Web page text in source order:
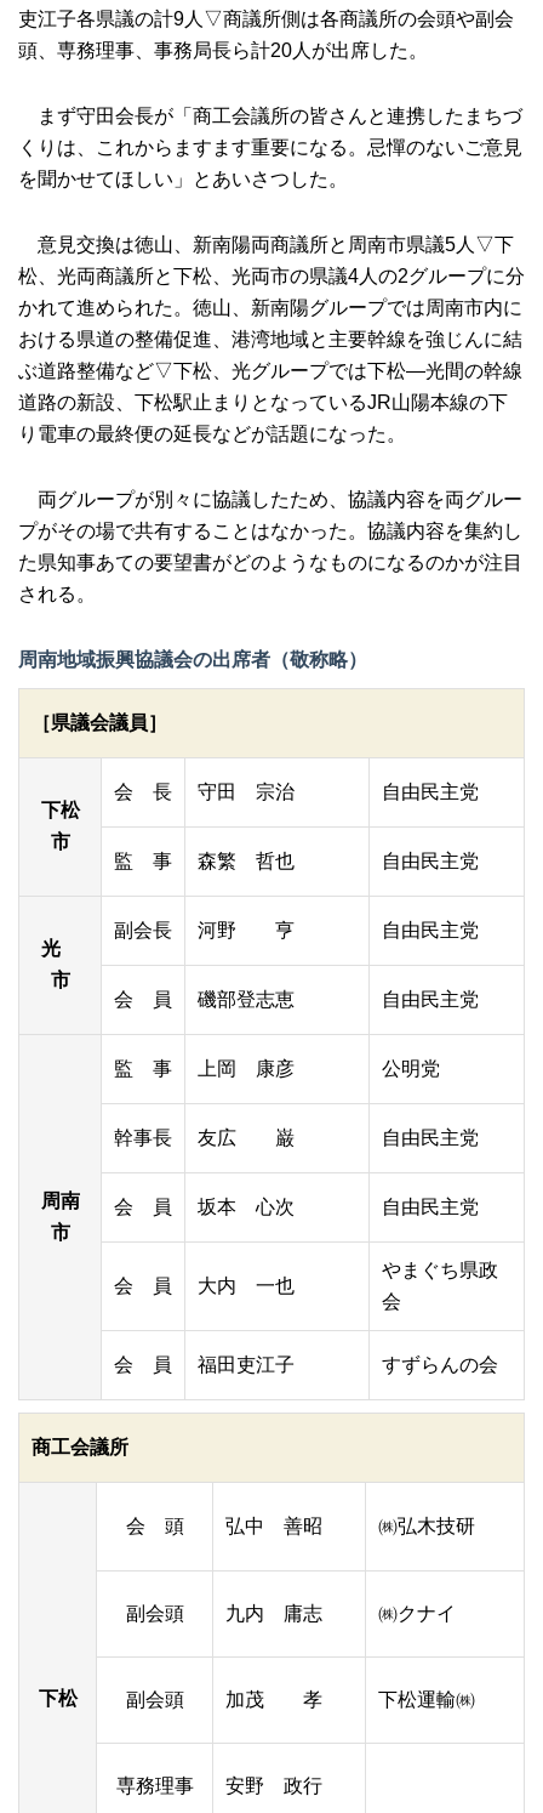
吏江子各県議の計9人▽商議所側は各商議所の会頭や副会
頭、専務理事、事務局長ら計20人が出席した。
まず守田会長が「商工会議所の皆さんと連携したまちづ
くりは、これからますます重要になる。忌憚のないご意見
を聞かせてほしい」とあいさつした。
意見交換は徳山、新南陽両商議所と周南市県議5人▽下
松、光両商議所と下松、光両市の県議4人の2グループに分
かれて進められた。徳山、新南陽グループでは周南市内に
おける県道の整備促進、港湾地域と主要幹線を強じんに結
ぶ道路整備など▽下松、光グループでは下松―光間の幹線
道路の新設、下松駅止まりとなっているJR山陽本線の下
り電車の最終便の延長などが話題になった。
両グループが別々に協議したため、協議内容を両グルー
プがその場で共有することはなかった。協議内容を集約し
た県知事あての要望書がどのようなものになるのかが注目
される。
周南地域振興協議会の出席者（敬称略）
［県議会議員］
下松
市
会 長 守田 宗治 自由民主党
監 事 森繁 哲也 自由民主党
光
市
副会長 河野 亨 自由民主党
会 員 磯部登志恵 自由民主党
周南
市
監 事 上岡 康彦 公明党
幹事長 友広 巌 自由民主党
会 員 坂本 心次 自由民主党
会 員 大内 一也
やまぐち県政
会
会 員 福田吏江子 すずらんの会
商工会議所
下松
会 頭 弘中 善昭 ㈱弘木技研
副会頭 九内 庸志 ㈱クナイ
副会頭 加茂 孝 下松運輸㈱
専務理事 安野 政行